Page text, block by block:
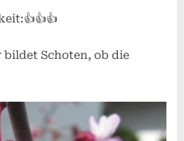
bildet Schoten, ob die